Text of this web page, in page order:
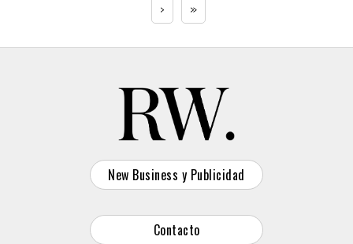
›
»
New Business y Publicidad
Contacto